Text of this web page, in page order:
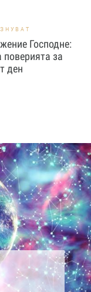
Господне:
поверията за
ден